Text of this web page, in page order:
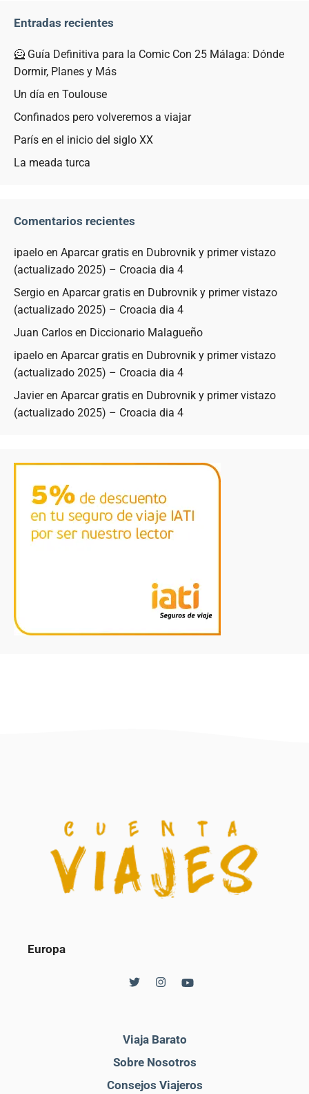
Entradas recientes
🦸 Guía Definitiva para la Comic Con 25 Málaga: Dónde
Dormir, Planes y Más
Un día en Toulouse
Confinados pero volveremos a viajar
París en el inicio del siglo XX
La meada turca
Comentarios recientes
ipaelo en Aparcar gratis en Dubrovnik y primer vistazo
(actualizado 2025) – Croacia dia 4
Sergio en Aparcar gratis en Dubrovnik y primer vistazo
(actualizado 2025) – Croacia dia 4
Juan Carlos en Diccionario Malagueño
ipaelo en Aparcar gratis en Dubrovnik y primer vistazo
(actualizado 2025) – Croacia dia 4
Javieren Aparcar gratis en Dubrovnik y primer vistazo
(actualizado 2025) – Croacia dia 4
Europa
Viaja Barato
Sobre Nosotros
Consejos Viajeros